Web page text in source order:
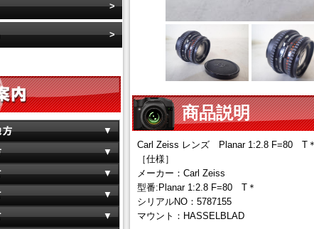
商品説明
Carl Zeiss レンズ Planar 1:2.8 F=80 T＊
［仕様］
メーカー：Carl Zeiss
型番:Planar 1:2.8 F=80 T＊
シリアルNO：5787155
マウント：HASSELBLAD